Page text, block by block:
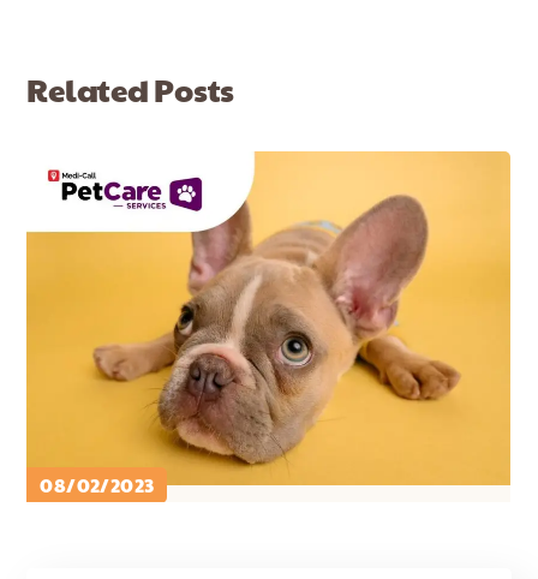
Related Posts
08/02/2023